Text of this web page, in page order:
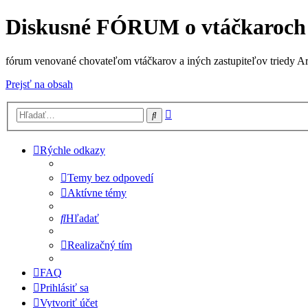
Diskusné FÓRUM o vtáčkaroch
fórum venované chovateľom vtáčkarov a iných zastupiteľov triedy
Prejsť na obsah
Hľadať
Rýchle odkazy
Temy bez odpovedí
Aktívne témy
Hľadať
Realizačný tím
FAQ
Prihlásiť sa
Vytvoriť účet